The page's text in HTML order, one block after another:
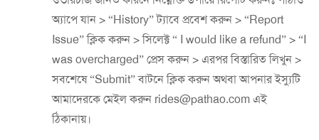
অ্যাপে যান > “History” ট্যাবে প্রবেশ করুন > “Report
Issue” ক্লিক করুন > সিলেক্ট “ I would like a refund” > “I
was overcharged” প্রেস করুন > এরপর বিস্তারিত লিখুন >
সবশেষে “Submit” বাটনে ক্লিক করুন অথবা আপনার ইস্যুটি
আমাদেরকে মেইল করুন rides@pathao.comএই
ঠিকানায়।